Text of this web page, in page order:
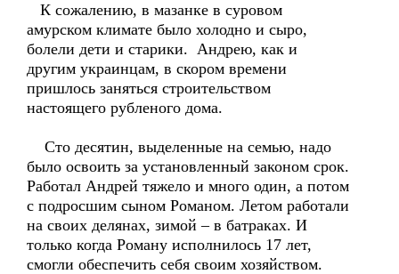
К сожалению, в мазанке в суровом
амурском климате было холодно и сыро,
болели дети и старики. Андрею, как и
другим украинцам, в скором времени
пришлось заняться строительством
настоящего рубленого дома.
Сто десятин, выделенные на семью, надо
было освоить за установленный законом срок.
Работал Андрей тяжело и много один, а потом
с подросшим сыном Романом. Летом работали
на своих делянах, зимой – в батраках. И
только когда Роману исполнилось 17 лет,
смогли обеспечить себя своим хозяйством.